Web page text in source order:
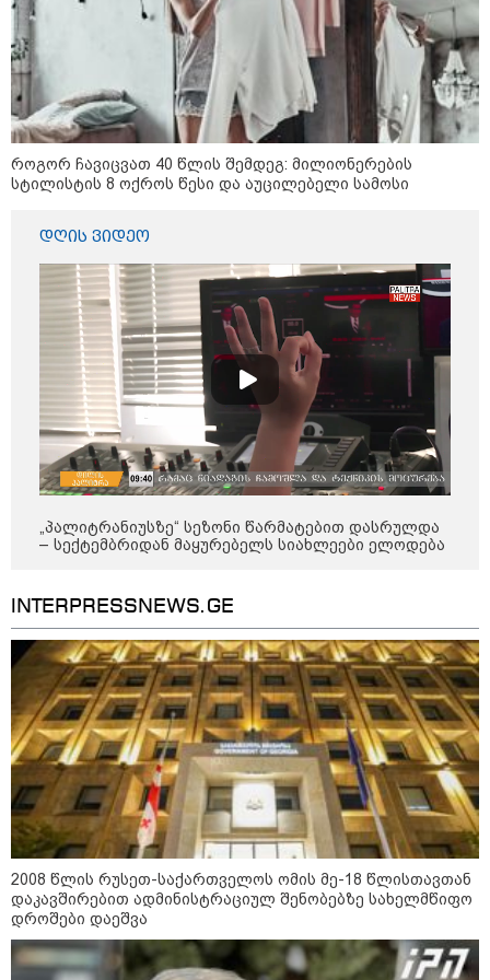
23:40 / 07-08-2026
იტალიამ ყველა ქალაქში
განგაშის წითელი დონე
გამოაცხადა
22:45 / 07-08-2026
14 წლის მოზარდმა საკუთარი
ტრაგედიიდან
13:24 / 07-08-2026
ევროპაში საწვავის ფასები
მკვეთრად შეიცვალა - რომელ
ქვეყნებშია ბენზინი ყველაზე
ძვირი და ყველაზე იაფი
09:05 / 07-08-2026
ცნობილ "ტიკტოკერს" ლაივის
დროს ესროლეს, ის ადგილზე
გარდაიცვალა - რას ამბობს
კატეგორიის ყველა სიახლე
2008 წლის რუსეთ-საქართველოს
ომის მე-18 წლისთავთან
დაკავშირებით ადმინისტრაციულ
შენობებზე სახელმწიფო დროშები
დაეშვა
დღეებში, ტყვეების გაცვლის, თუ
სხვა მძიმე პროცესების
როგორ ჩავიცვათ 40 წლის შემდეგ: მილიონერების
სტილისტის 8 ოქროს წესი და აუცილებელი სამოსი
დღის ვიდეო
„პალიტრანიუსზე“ სეზონი წარმატებით დასრულდა
– სექტემბრიდან მაყურებელს სიახლეები ელოდება
INTERPRESSNEWS.GE
2008 წლის რუსეთ-საქართველოს ომის მე-18 წლისთავთან
დაკავშირებით ადმინისტრაციულ შენობებზე სახელმწიფო
დროშები დაეშვა